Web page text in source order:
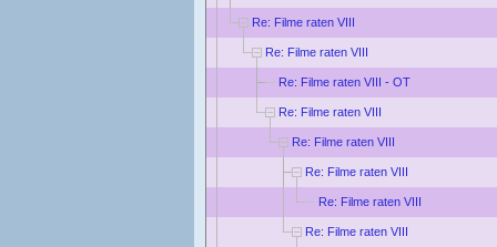
Re: Filme raten VIII
Re: Filme raten VIII
Re: Filme raten VIII - OT
Re: Filme raten VIII
Re: Filme raten VIII
Re: Filme raten VIII
Re: Filme raten VIII
Re: Filme raten VIII